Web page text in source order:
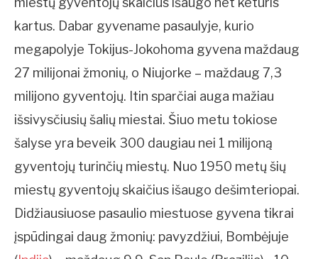
kartus. Dabar gyvename pasaulyje, kurio
megapolyje Tokijus-Jokohoma gyvena maždaug
27 milijonai žmonių, o Niujorke – maždaug 7,3
milijono gyventojų. Itin sparčiai auga mažiau
išsivysčiusių šalių miestai. Šiuo metu tokiose
šalyse yra beveik 300 daugiau nei 1 milijoną
gyventojų turinčių miestų. Nuo 1950 metų šių
miestų gyventojų skaičius išaugo dešimteriopai.
Didžiausiuose pasaulio miestuose gyvena tikrai
įspūdingai daug žmonių: pavyzdžiui, Bombėjuje